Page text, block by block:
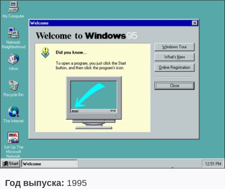
Год выпуска: 1995